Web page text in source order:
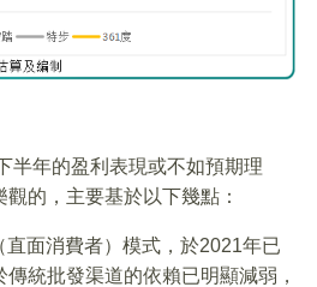
半年的盈利表現或不如預期理
的，主要基於以下幾點：
直面消費者）模式，於2021年已
統批發渠道的依賴已明顯減弱，